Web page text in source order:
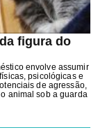
figura do
envolve assumir
psicológicas e
de agressão,
animal sob a guarda